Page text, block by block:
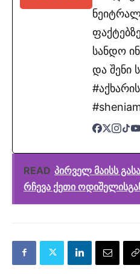
სანდო
და შენი
READ პირველ მაისს
რჩევა ქეთი